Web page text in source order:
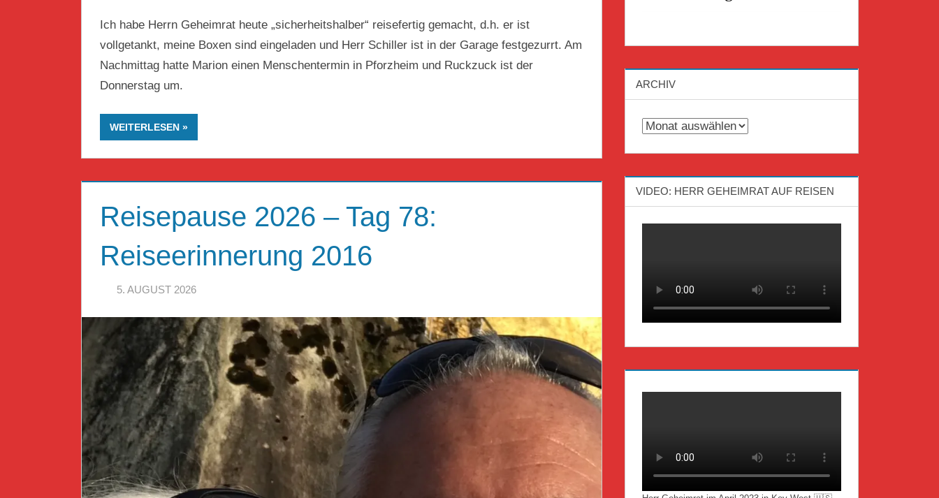
Ich habe Herrn Geheimrat heute „sicherheitshalber“ reisefertig gemacht, d.h. er ist
vollgetankt, meine Boxen sind eingeladen und Herr Schiller ist in der Garage festgezurrt. Am
Nachmittag hatte Marion einen Menschentermin in Pforzheim und Ruckzuck ist der
Donnerstag um.
WEITERLESEN
Reisepause 2026 – Tag 78:
Reiseerinnerung 2016
5. AUGUST 2026
ARCHIV
Archiv
VIDEO: HERR GEHEIMRAT AUF REISEN